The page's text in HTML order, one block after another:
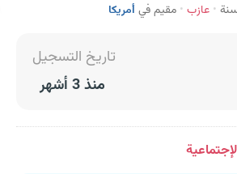
عازب مقيم في أمريكا
تاريخ التسجيل
منذ 3 أشهر